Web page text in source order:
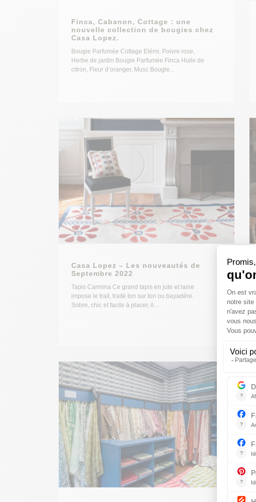
Finca, Cabanon, Cottage : une
nouvelle collection de bougies chez
Casa Lopez.
Bougie Parfumée Cottage Elémi, Poivre rose,
Herbe de jardin Bougie Parfumée Finca Huile de
citron, Fleur d’oranger, Musc Bougie...
Casa Lopez – Les nouveautés de
Septembre 2022
Tapis Carmina Ce grand tapis en jute et laine
impose le trait, traité ton sur ton ou bayadère.
Sobre, chic et facile à placer, il...